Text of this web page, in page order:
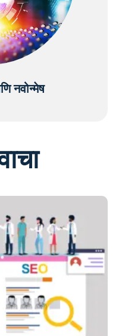
नवोन्मेष